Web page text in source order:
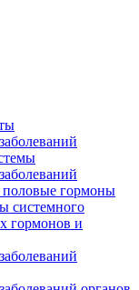
гормоны
системного
гормонов и